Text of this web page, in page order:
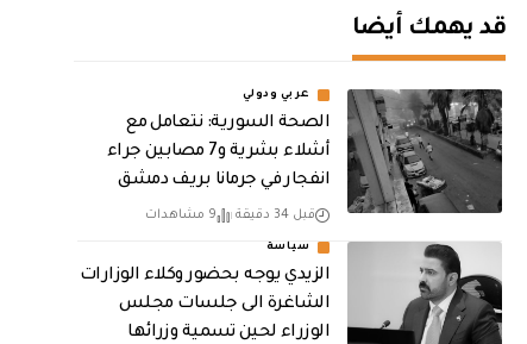
قد يهمك أيضا
عربي ودولي
الصحة السورية: نتعامل مع
أشلاء بشرية و7 مصابين جراء
انفجار في جرمانا بريف دمشق
قبل 34 دقيقة 9 مشاهدات
سياسة
الزيدي يوجه بحضور وكلاء الوزارات
الشاغرة الى جلسات مجلس
الوزراء لحين تسمية وزرائها